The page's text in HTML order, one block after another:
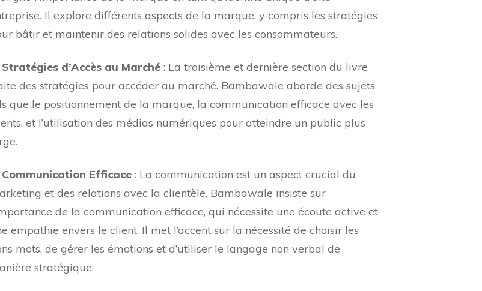
Il explore différents aspects de la marque, y compris les stratégies
bâtir et maintenir des relations solides avec les consommateurs.
Stratégies d’Accès au Marché: La troisième et dernière section du livre
des stratégies pour accéder au marché. Bambawale aborde des sujets
que le positionnement de la marque, la communication efficace avec les
et l’utilisation des médias numériques pour atteindre un public plus
Efficace: La communication est un aspect crucial du
et des relations avec la clientèle. Bambawale insiste sur
de la communication efficace, qui nécessite une écoute active et
empathie envers le client. Il met l’accent sur la nécessité de choisir les
mots, de gérer les émotions et d’utiliser le langage non verbal de
stratégique.